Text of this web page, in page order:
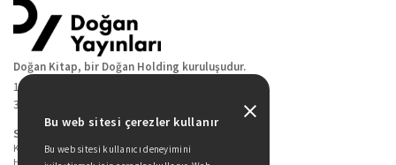
Doğan Kitap, bir Doğan Holding kuruluşudur.
19 Mayıs Cad. Golden Plaza No:1 Kat:10
34360 / Şişli / İstanbul
Sitede Yer Alan Sayfalar
Kitaplarımız
Hakkımızda
Bu web sitesi çerezler kullanır
Bu web sitesi kullanıcı deneyimini